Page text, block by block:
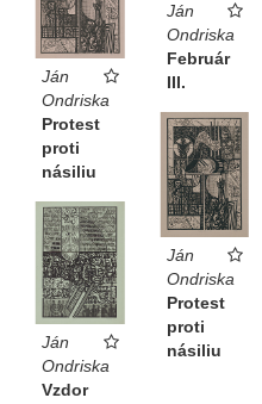
Ján
Ondriska
Február
III.
Ján
Ondriska
Protest
proti
násiliu
Ján
Ondriska
Protest
proti
násiliu
Ján
Ondriska
Vzdor